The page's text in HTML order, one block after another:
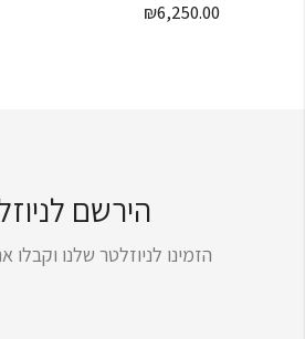
₪6,250.00
הירשם
הזמינו לניוזלטר שלנו